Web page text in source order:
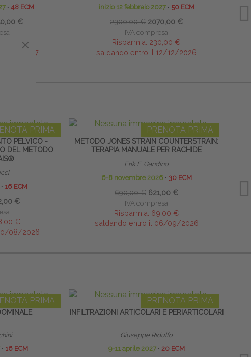
∙ 48 ECM
€
01/2027
inizio 12 febbraio 2027 ∙ 50 ECM
2300,00 € 2070,00 €
IVA compresa
Risparmia: 230,00 €
saldando entro il 12/12/2026
PRIMA
PELVICO -
DEL METODO
∙ 16 ECM
€
€
08/2026
PRENOTA PRIMA
METODO JONES STRAIN COUNTERSTRAIN:
TERAPIA MANUALE PER RACHIDE
Erik E. Gandino
6-8 novembre 2026 ∙ 30 ECM
690,00 € 621,00 €
IVA compresa
Risparmia: 69,00 €
saldando entro il 06/09/2026
PRIMA
∙ 16 ECM
PRENOTA PRIMA
INFILTRAZIONI ARTICOLARI E PERIARTICOLARI
Giuseppe Ridulfo
9-11 aprile 2027 ∙ 20 ECM
×